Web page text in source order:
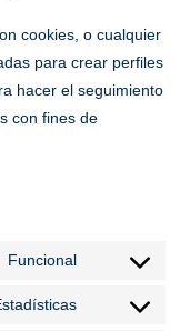
cookies, o cualquier
para crear perfiles
hacer el seguimiento
con fines de
Funcional
Consent
Consent